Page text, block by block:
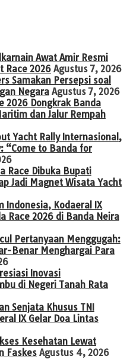
Awat Amir Resmi
Race 2026 Agustus 7, 2026
Samakan Persepsi soal
Negara Agustus 7, 2026
2026 Dongkrak Banda
dan Jalur Rempah
Yacht Rally Internasional,
“Come to Banda for
Race Dibuka Bupati
Jadi Magnet Wisata Yacht
Indonesia, Kodaeral IX
Race 2026 di Banda Neira
Pertanyaan Menggugah:
Benar Menghargai Para
Inovasi
di Negeri Tanah Rata
Senjata Khusus TNI
IX Gelar Doa Lintas
Kesehatan Lewat
Faskes Agustus 4, 2026